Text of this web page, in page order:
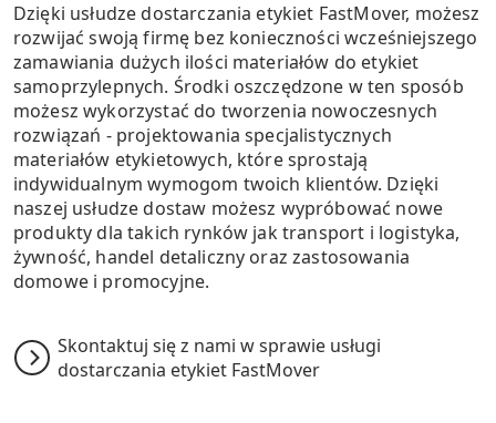
Dzięki usłudze dostarczania etykiet FastMover, możesz
rozwijać swoją firmę bez konieczności wcześniejszego
zamawiania dużych ilości materiałów do etykiet
samoprzylepnych. Środki oszczędzone w ten sposób
możesz wykorzystać do tworzenia nowoczesnych
rozwiązań - projektowania specjalistycznych
materiałów etykietowych, które sprostają
indywidualnym wymogom twoich klientów. Dzięki
naszej usłudze dostaw możesz wypróbować nowe
produkty dla takich rynków jak transport i logistyka,
żywność, handel detaliczny oraz zastosowania
domowe i promocyjne.
Skontaktuj się z nami w sprawie usługi
dostarczania etykiet FastMover